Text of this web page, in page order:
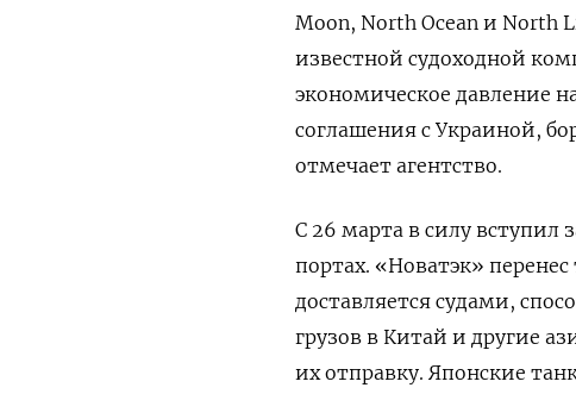
Moon, North Ocean и
известной судоходной
экономическое давление
соглашения с Украиной,
отмечает агентство.
С 26 марта в силу вступил
портах. «Новатэк»
доставляется судами,
грузов в Китай и другие
их отправку. Японские